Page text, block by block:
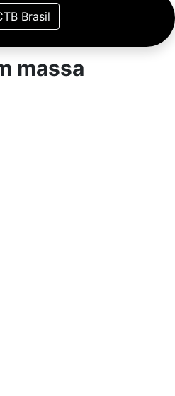
Brasil
massa